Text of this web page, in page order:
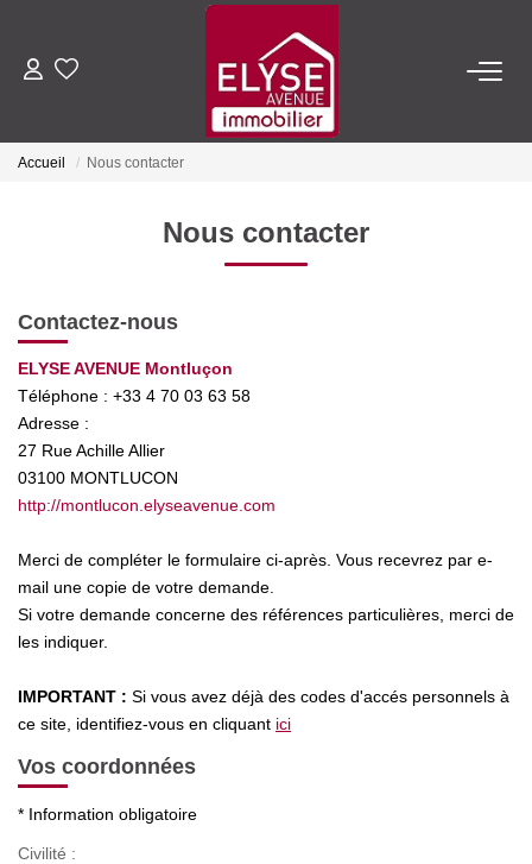
ACHETER
ESTIMER
NOTRE AGENCE
Nous Rejoindre
CONTACT
Accueil Nous contacter
Nous contacter
Contactez-nous
ELYSE AVENUE Montluçon
Téléphone : +33 4 70 03 63 58
Adresse :
27 Rue Achille Allier
03100 MONTLUCON
http://montlucon.elyseavenue.com
Merci de compléter le formulaire ci-après. Vous recevrez par e-
mail une copie de votre demande.
Si votre demande concerne des références particulières, merci de
les indiquer.
IMPORTANT : Si vous avez déjà des codes d'accés personnels à
ce site, identifiez-vous en cliquant ici
Vos coordonnées
* Information obligatoire
Civilité :